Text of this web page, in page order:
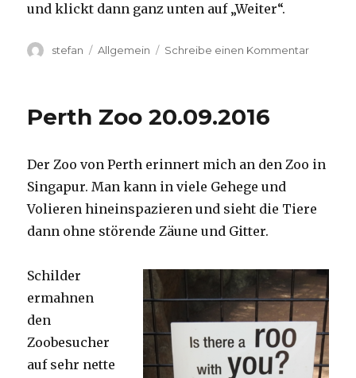
und klickt dann ganz unten auf „Weiter“.
Autor
stefan Kategorien
Allgemein Schreibe einen Kommentarzu
Perth
Perth Zoo 20.09.2016
Der Zoo von Perth erinnert mich an den Zoo in
Singapur. Man kann in viele Gehege und
Volieren hineinspazieren und sieht die Tiere
dann ohne störende Zäune und Gitter.
Schilder
ermahnen
den
Zoobesucher
auf sehr nette